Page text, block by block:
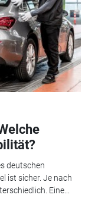
deutschen
ist sicher. Je nach
Eine...